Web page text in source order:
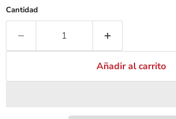
Cantidad
Añadir al carrito